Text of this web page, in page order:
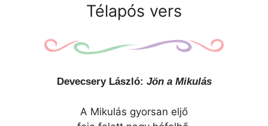
Télapós vers
Devecsery László: Jön a Mikulás
A Mikulás gyorsan eljő